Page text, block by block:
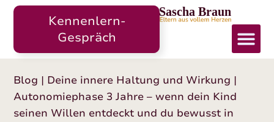
Kennenlern-
Gespräch
Blog | Deine innere Haltung und Wirkung |
Autonomiephase 3 Jahre – wenn dein Kind
seinen Willen entdeckt und du bewusst in